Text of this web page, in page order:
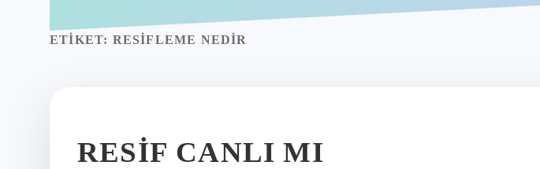
ETIKET: RESIFLEME NEDIR
RESIF CANLI MI